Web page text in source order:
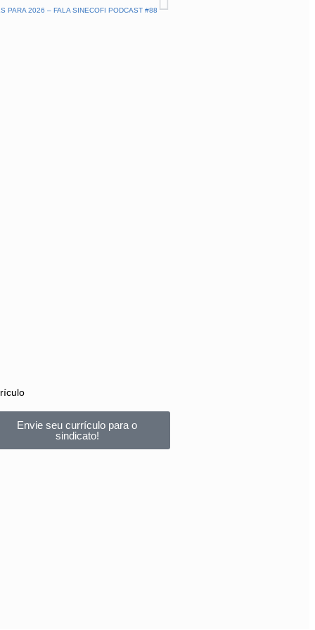
PARA 2026 – FALA SINECOFI PODCAST #88
Envie seu currículo para o
sindicato!